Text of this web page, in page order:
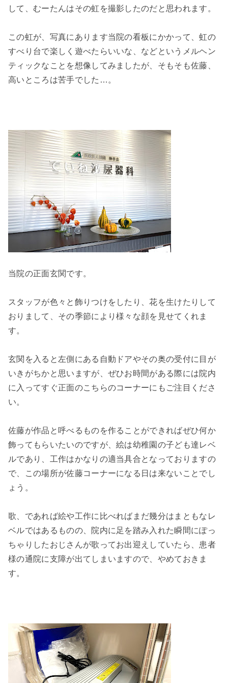
して、むーたんはその虹を撮影したのだと思われます。
この虹が、写真にあります当院の看板にかかって、虹の
すべり台で楽しく遊べたらいいな、などというメルヘン
ティックなことを想像してみましたが、そもそも佐藤、
高いところは苦手でした…。
当院の正面玄関です。
スタッフが色々と飾りつけをしたり、花を生けたりして
おりまして、その季節により様々な顔を見せてくれま
す。
玄関を入ると左側にある自動ドアやその奥の受付に目が
いきがちかと思いますが、ぜひお時間がある際には院内
に入ってすぐ正面のこちらのコーナーにもご注目くださ
い。
佐藤が作品と呼べるものを作ることができればぜひ何か
飾ってもらいたいのですが、絵は幼稚園の子ども達レベ
ルであり、工作はかなりの適当具合となっておりますの
で、この場所が佐藤コーナーになる日は来ないことでし
ょう。
歌、であれば絵や工作に比べればまだ幾分はまともなレ
ベルではあるものの、院内に足を踏み入れた瞬間にぽっ
ちゃりしたおじさんが歌ってお出迎えしていたら、患者
様の通院に支障が出てしまいますので、やめておきま
す。